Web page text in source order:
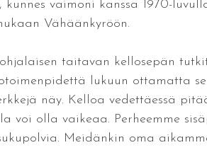
vaimoni kanssa 1970-
Vähäänkyröön.
taitavan kellosepän
lukuun ottamatta
näy. Kelloa vedettäessä
voi olla vaikeaa. Perheemme
Meidänkin oma